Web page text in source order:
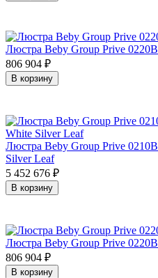
Люстра Beby Group Prive
806 904 ₽
В корзину
Люстра Beby Group Prive
Silver Leaf
5 452 676 ₽
В корзину
Люстра Beby Group Prive
806 904 ₽
В корзину